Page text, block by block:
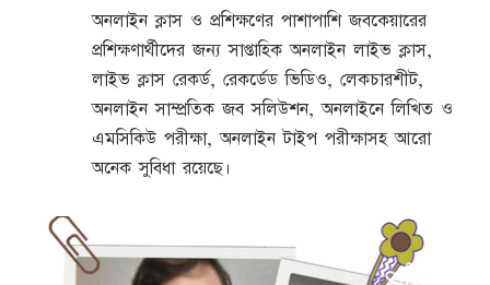
অনলাইন ক্লাস ও প্রশিক্ষণের পাশাপাশি জবকেয়ারের
প্রশিক্ষণার্থীদের জন্য সাপ্তাহিক অনলাইন লাইভ ক্লাস,
লাইভ ক্লাস রেকর্ড, রেকর্ডেড ভিডিও, লেকচারশীট,
অনলাইন সাম্প্রতিক জব সলিউশন, অনলাইনে লিখিত ও
এমসিকিউ পরীক্ষা, অনলাইন টাইপ পরীক্ষাসহ আরো
অনেক সুবিধা রয়েছে।